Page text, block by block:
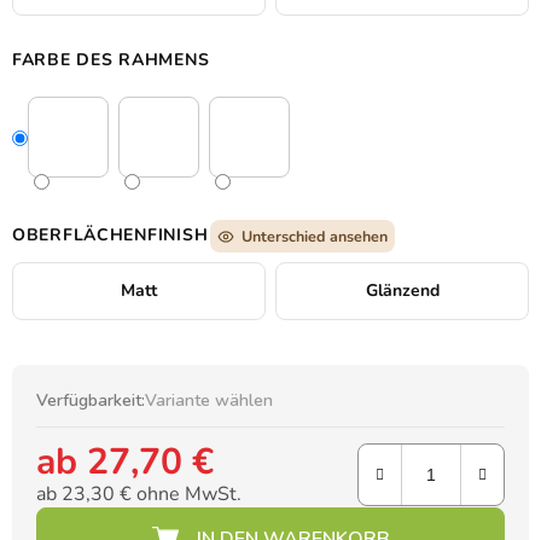
FARBE DES RAHMENS
OBERFLÄCHENFINISH Unterschied ansehen
Matt Glänzend
Verfügbarkeit:Variante wählen
ab 27,70 €
ab 23,30 €ohne MwSt.